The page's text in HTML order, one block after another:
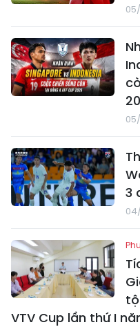
3
VTV Cup lần thứ I